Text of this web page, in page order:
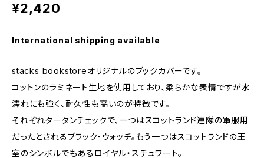
¥2,420
International shipping available
stacks bookstoreオリジナルのブックカバーです。
コットンのラミネート生地を使用しており、柔らかな表情ですが水
濡れにも強く、耐久性も高いのが特徴です。
それぞれタータンチェックで、一つはスコットランド連隊の軍服用
だったとされるブラック・ウォッチ。もう一つはスコットランドの王
室のシンボルでもあるロイヤル・スチュワート。